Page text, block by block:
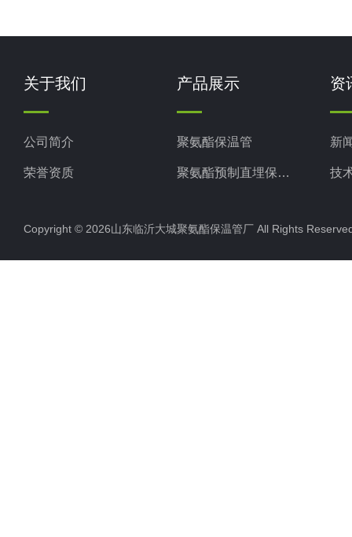
关于我们
公司简介
荣誉资质
产品展示
聚氨酯保温管
聚氨酯预制直埋保温管
聚氨酯发泡保温管
资
新
技
Copyright © 2026山东临沂大城聚氨酯保温管厂 All Rights